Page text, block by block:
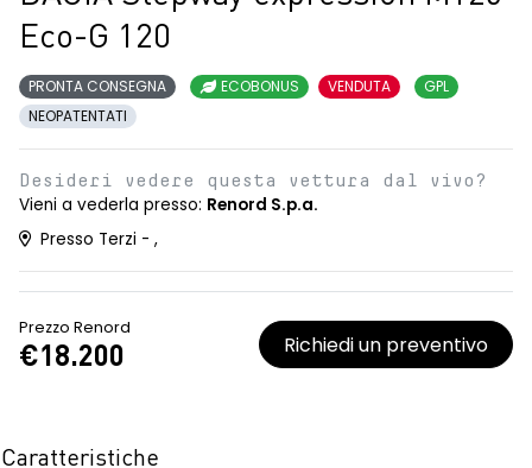
Eco-G 120
PRONTA CONSEGNA ECOBONUS VENDUTA
GPL
NEOPATENTATI
Desideri vedere questa vettura dal vivo?
Vieni a vederla presso: Renord S.p.a.
Presso Terzi - ,
Prezzo Renord
€18.200 Richiedi un preventivo
Caratteristiche